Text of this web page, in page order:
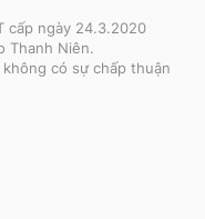
cấp ngày 24.3.2020
Thanh Niên.
có sự chấp thuận